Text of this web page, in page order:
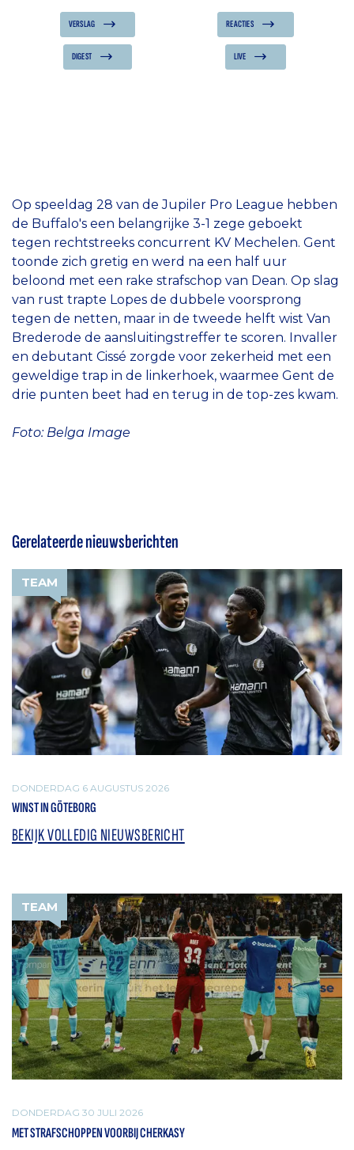
VERSLAG REACTIES
DIGEST LIVE
Op speeldag 28 van de Jupiler Pro League hebben
de Buffalo's een belangrijke 3-1 zege geboekt
tegen rechtstreeks concurrent KV Mechelen. Gent
toonde zich gretig en werd na een half uur
beloond met een rake strafschop van Dean. Op slag
van rust trapte Lopes de dubbele voorsprong
tegen de netten, maar in de tweede helft wist Van
Brederode de aansluitingstreffer te scoren. Invaller
en debutant Cissé zorgde voor zekerheid met een
geweldige trap in de linkerhoek, waarmee Gent de
drie punten beet had en terug in de top-zes kwam.
Foto: Belga Image
Gerelateerde nieuwsberichten
TEAM
DONDERDAG 6 AUGUSTUS 2026
WINST IN GÖTEBORG
BEKIJK VOLLEDIG NIEUWSBERICHT
TEAM
DONDERDAG 30 JULI 2026
MET STRAFSCHOPPEN VOORBIJ CHERKASY